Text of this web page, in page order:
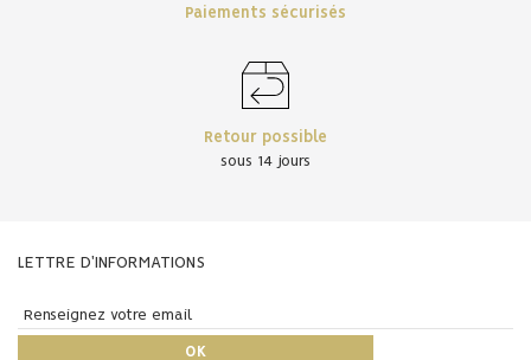
Paiements sécurisés
Retour possible
sous 14 jours
LETTRE D'INFORMATIONS